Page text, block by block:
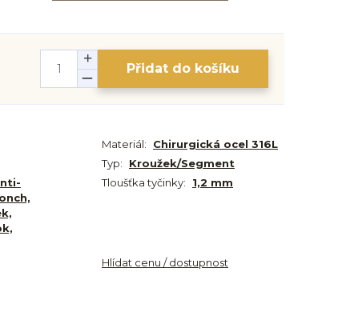
Přidat do košíku
Materiál:
Chirurgická ocel 316L
Typ:
Kroužek/Segment
Tloušťka tyčinky: 1,2 mm
Hlídat cenu / dostupnost